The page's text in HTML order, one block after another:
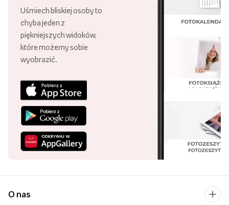
Uśmiech bliskiej osoby to
chyba jeden z
piękniejszych widoków,
które możemy sobie